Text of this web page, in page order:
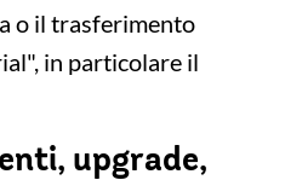
o il trasferimento
in particolare il
upgrade,